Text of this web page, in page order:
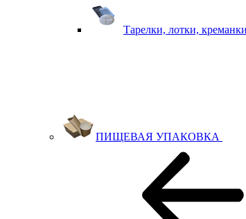
Тарелки, лотки, креманки
ПИЩЕВАЯ УПАКОВКА